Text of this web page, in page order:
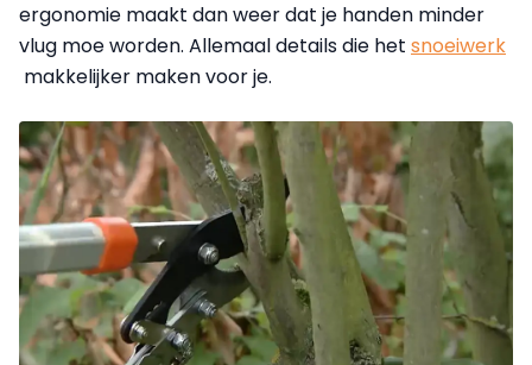
ergonomie maakt dan weer dat je handen minder
vlug moe worden. Allemaal details die het snoeiwerk
makkelijker maken voor je.